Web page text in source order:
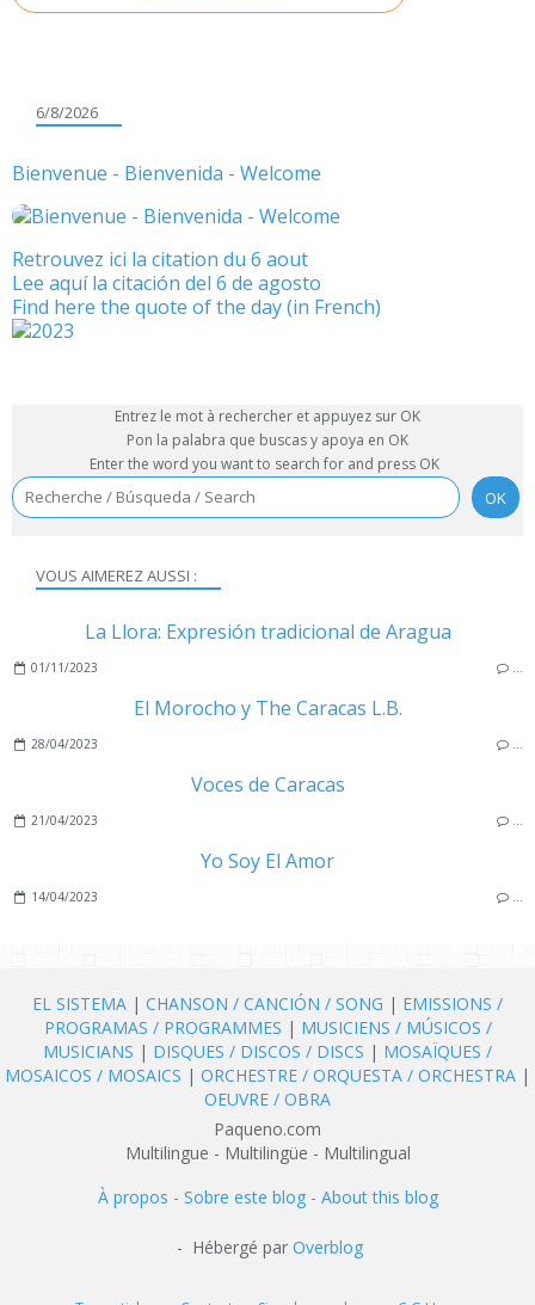
VOUS AIMEREZ AUSSI :
La Llora: Expresión tradicional de Aragua
01/11/2023 …
El Morocho y The Caracas L.B.
28/04/2023 …
Voces de Caracas
21/04/2023 …
Yo Soy El Amor
14/04/2023 …
6/8/2026
Bienvenue - Bienvenida - Welcome
Retrouvez ici la citation du 6 aout
Lee aquí la citación del 6 de agosto
Find here the quote of the day (in French)
Entrez le mot à rechercher et appuyez sur OK
Pon la palabra que buscas y apoya en OK
Enter the word you want to search for and press OK
EL SISTEMA | CHANSON / CANCIÓN / SONG | EMISSIONS /
PROGRAMAS / PROGRAMMES | MUSICIENS / MÚSICOS /
MUSICIANS | DISQUES / DISCOS / DISCS | MOSAÏQUES /
MOSAICOS / MOSAICS | ORCHESTRE / ORQUESTA / ORCHESTRA |
OEUVRE / OBRA
Paqueno.com
Multilingue - Multilingüe - Multilingual
À propos - Sobre este blog - About this blog
- Hébergé par Overblog